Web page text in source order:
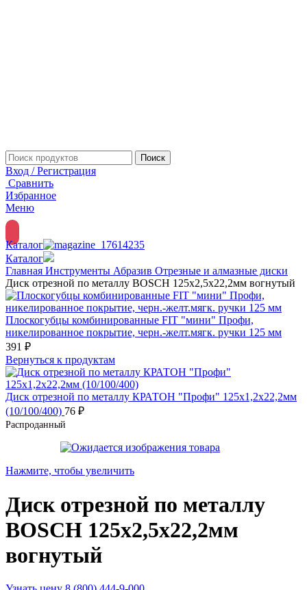
Поиск
Вход / Регистрация
Сравнить
Избранное
Меню
Каталог
Каталог
Главная Инструменты Абразив Отрезные и алмазные диски
Диск отрезной по металлу BOSCH 125х2,5х22,2мм вогнутый
Плоскогубцы комбинированные FIT "мини" Профи,
никелированное покрытие, черн.-желт.мягк. ручки 125 мм
391 ₽
Вернуться к продуктам
Диск отрезной по металлу КРАТОН "Профи" 125х1,2х22,2мм
(10/100/400) 76 ₽
Распроданный
Нажмите, чтобы увеличить
Диск отрезной по металлу
BOSCH 125х2,5х22,2мм
вогнутый